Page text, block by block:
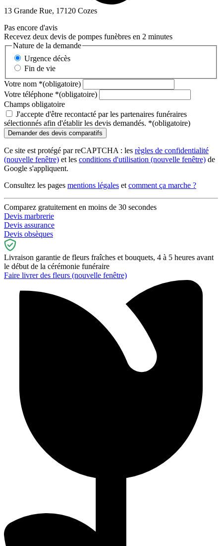
13 Grande Rue, 17120 Cozes
Pas encore d'avis
Recevez deux devis de pompes funèbres en 2 minutes
Nature de la demande
Urgence décès
Fin de vie
Votre nom *(obligatoire)
Votre téléphone *(obligatoire)
Champs obligatoire
J'accepte d'être recontacté par les partenaires funéraires
sélectionnés afin d'établir les devis demandés. *(obligatoire)
Ce site est protégé par reCAPTCHA : les règles de confidentialité
(nouvelle fenêtre) et les conditions d'utilisation (nouvelle fenêtre) de
Google s'appliquent.
Consultez les pages mentions légales et comment ça marche ?
Comparez gratuitement en moins de 30 secondes
Devis marbrerie
Devis assurance
Devis obsèques
Livraison garantie de fleurs fraîches et bouquets, 4 à 5 heures avant
le début de la cérémonie funéraire
Faire livrer des fleurs (nouvelle fenêtre)